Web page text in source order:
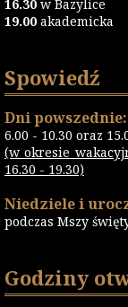
16.30 w Bazylice
19.00 akademicka
Spowiedź
Dni powszednie:
6.00 - 10.30 oraz
(w okresie
16.30 - 19.30)
Niedziele i
podczas Mszy
Godziny